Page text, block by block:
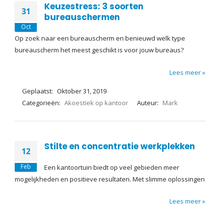
31
Oct
Keuzestress: 3 soorten
bureauschermen
Op zoek naar een bureauscherm en benieuwd welk type
bureauscherm het meest geschikt is voor jouw bureaus?
Lees meer »
Geplaatst: Oktober 31, 2019
Categorieën: Akoestiek op kantoor Auteur: Mark
12
Feb
Stilte en concentratie werkplekken
Een kantoortuin biedt op veel gebieden meer
mogelijkheden en positieve resultaten. Met slimme oplossingen
Lees meer »